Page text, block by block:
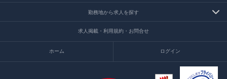
勤務地から求人を探す
求人掲載・利用規約・お問合せ
ホーム ログイン